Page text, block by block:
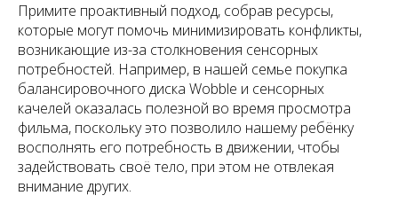
Примите проактивный подход, собрав ресурсы,
которые могут помочь минимизировать конфликты,
возникающие из-за столкновения сенсорных
потребностей. Например, в нашей семье покупка
балансировочного диска Wobble и сенсорных
качелей оказалась полезной во время просмотра
фильма, поскольку это позволило нашему ребёнку
восполнять его потребность в движении, чтобы
задействовать своё тело, при этом не отвлекая
внимание других.